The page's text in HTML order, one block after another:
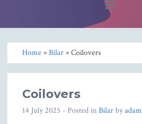
Toggle
navigation
Home»Bilar» Coilovers
Coilovers
14 July 2025 - Posted inBilarbyadam